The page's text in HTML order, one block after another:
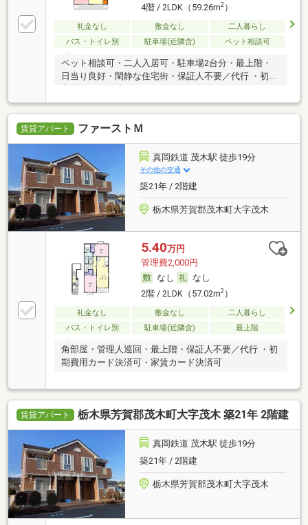
4階 / 2LDK（59.26m2）
礼金なし 敷金なし
二人暮らし
バス・トイレ別
駐車場(近隣含) ペット相談可
ペット相談可・二人入居可・駐車場2台分・最上階・
日当り良好・閑静な住宅街・保証人不要／代行 ・初期
賃貸アパート ファーストＭ
真岡鉄道 茂木駅 徒歩19分
その他の交通
築21年 / 2階建
栃木県芳賀郡茂木町大字茂木
5.40万円
管理費2,000円
なし
なし
2階 / 2LDK（57.02m2）
礼金なし 敷金なし
二人暮らし
バス・トイレ別
駐車場(近隣含) 最上階
角部屋・管理人巡回・最上階・保証人不要／代行 ・初
期費用カード決済可・家賃カード決済可
賃貸アパート 栃木県芳賀郡茂木町大字茂木 築21年 2階建
真岡鉄道 茂木駅 徒歩19分
築21年 / 2階建
栃木県芳賀郡茂木町大字茂木